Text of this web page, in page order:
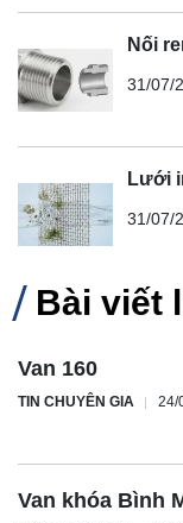
Nối
31/07/
Lưới
31/07/
Bài viết
Van 160
TIN CHUYÊN GIA 24/
Van khóa Bình